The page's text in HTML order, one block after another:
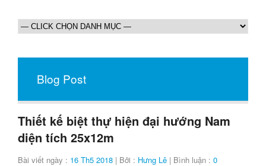
Blog Post
Thiết kế biệt thự hiện đại hướng Nam
diện tích 25x12m
Bài viết ngày : 16 Th5 2018 | Bởi : Hưng Lê | Bình luận : 0